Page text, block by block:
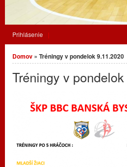
Prihlásenie
Nachádzate sa tu
Domov » Tréningy v pondelok 9.11.2020
Tréningy v